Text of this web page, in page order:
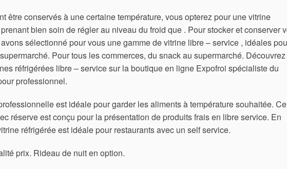
être conservés à une certaine température, vous opterez pour une vitrine
bien soin de régler au niveau du froid que . Pour stocker et conserver
sélectionné pour vous une gamme de vitrine libre – service , idéales
Pour tous les commerces, du snack au supermarché. Découvrez
réfrigérées libre – service sur la boutique en ligne Expofroi spécialiste du
professionnel.
est idéale pour garder les aliments à température souhaitée. Ce
réserve est conçu pour la présentation de produits frais en libre service. En
réfrigérée est idéale pour restaurants avec un self service.
prix. Rideau de nuit en option.